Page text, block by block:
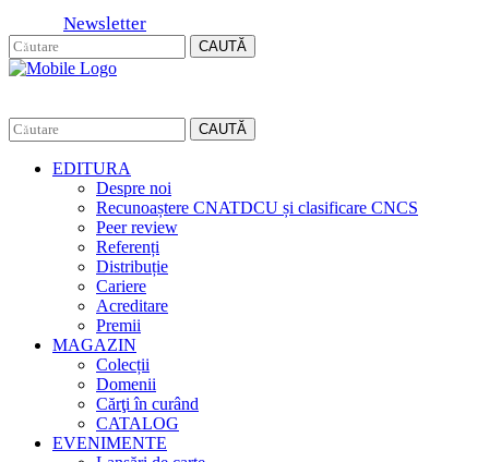
Newsletter
CAUTĂ
CAUTĂ
EDITURA
Despre noi
Recunoaștere CNATDCU și clasificare CNCS
Peer review
Referenți
Distribuție
Cariere
Acreditare
Premii
MAGAZIN
Colecții
Domenii
Cărţi în curând
CATALOG
EVENIMENTE